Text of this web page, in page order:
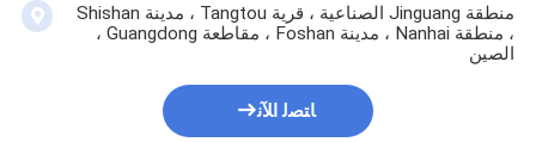
منطقة Jinguang الصناعية ، قرية Tangtou ، مدينة Shishan
، منطقة Nanhai ، مدينة Foshan ، مقاطعة Guangdong ،
الصين
ﺎﺘﺼﻟ ﺍﻶﻧ